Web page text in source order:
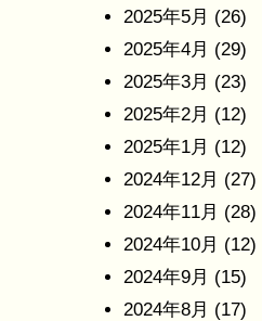
2025年5月 (26)
2025年4月 (29)
2025年3月 (23)
2025年2月 (12)
2025年1月 (12)
2024年12月 (27)
2024年11月 (28)
2024年10月 (12)
2024年9月 (15)
2024年8月 (17)